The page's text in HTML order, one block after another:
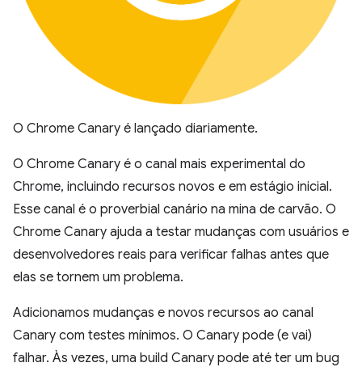
O Chrome Canary é lançado diariamente.
O Chrome Canary é o canal mais experimental do
Chrome, incluindo recursos novos e em estágio inicial.
Esse canal é o proverbial canário na mina de carvão. O
Chrome Canary ajuda a testar mudanças com usuários e
desenvolvedores reais para verificar falhas antes que
elas se tornem um problema.
Adicionamos mudanças e novos recursos ao canal
Canary com testes mínimos. O Canary pode (e vai)
falhar. Às vezes, uma build Canary pode até ter um bug